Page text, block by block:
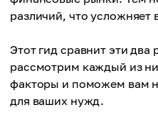
различий, что
Этот гид сравнит эти
рассмотрим каждый из
факторы и поможем вам
для ваших нужд.